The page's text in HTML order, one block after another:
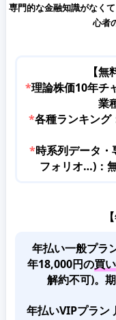
専門的な金融知識がなく
心者
【
*理論株価10年チ
業
*各種ランキン
*時系列データ
フォリオ…)：
年払い一般プラ
年18,000円の買
解約不可)。
年払いVIPプラン